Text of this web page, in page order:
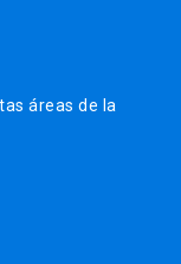
áreas de la